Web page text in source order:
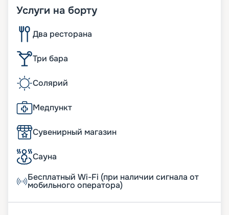
Услуги на борту
Два ресторана
Три бара
Солярий
Медпункт
Сувенирный магазин
Сауна
Бесплатный Wi-Fi (при наличии сигнала от
мобильного оператора)